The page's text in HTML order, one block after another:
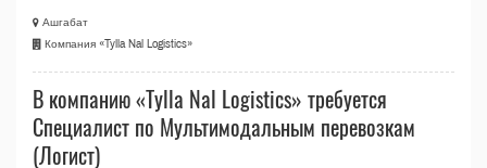
Ашгабат
Компания «Tylla Nal Logistics»
В компанию «Tylla Nal Logistics» требуется
Специалист по Мультимодальным перевозкам
(Логист)